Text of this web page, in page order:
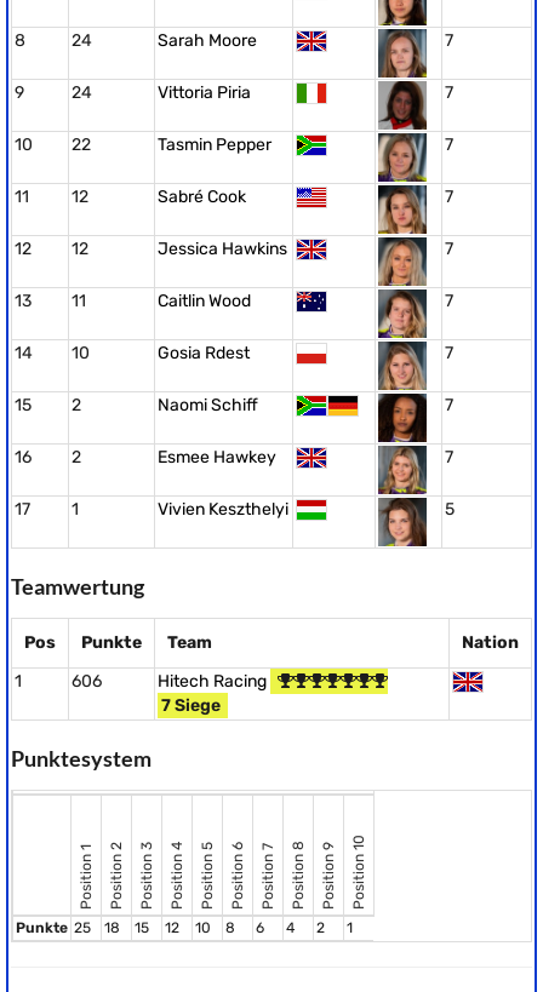
8 24 Sarah Moore 7
9 24 Vittoria Piria 7
10 22 Tasmin Pepper 7
11 12 Sabré Cook 7
12 12 Jessica Hawkins 7
13 11 Caitlin Wood 7
14 10 Gosia Rdest 7
15 2 Naomi Schiff 7
16 2 Esmee Hawkey 7
17 1 Vivien Keszthelyi 5
Teamwertung
Pos Punkte Team
Nation
1
606
Hitech Racing
7 Siege
Punktesystem
Position 1 Position 2 Position 3 Position 4 Position 5 Position 6 Position 7 Position 8 Position 9 Position 10
Punkte 25 18 15 12 10 8 6 4 2 1